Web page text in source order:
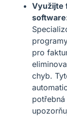
Využijte
pro
chyb.